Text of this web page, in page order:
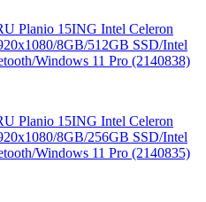
Planio 15ING Intel Celeron
8GB/512GB SSD/Intel
Windows 11 Pro (2140838)
Planio 15ING Intel Celeron
8GB/256GB SSD/Intel
Windows 11 Pro (2140835)